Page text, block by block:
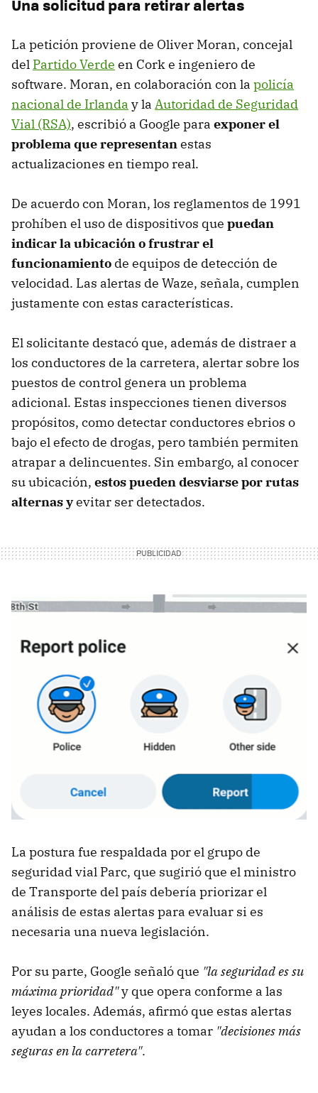
Una solicitud para retirar alertas
La petición proviene de Oliver Moran, concejal
del Partido Verde en Cork e ingeniero de
software. Moran, en colaboración con la policía
nacional de Irlanda y la Autoridad de Seguridad
Vial (RSA), escribió a Google para exponer el
problema que representanestas
actualizaciones en tiempo real.
De acuerdo con Moran, los reglamentos de 1991
prohíben el uso de dispositivos que puedan
indicar la ubicación o frustrar el
funcionamiento de equipos de detección de
velocidad. Las alertas de Waze, señala, cumplen
justamente con estas características.
El solicitante destacó que, además de distraer a
los conductores de la carretera, alertar sobre los
puestos de control genera un problema
adicional. Estas inspecciones tienen diversos
propósitos, como detectar conductores ebrios o
bajo el efecto de drogas, pero también permiten
atrapar a delincuentes. Sin embargo, al conocer
su ubicación, estos pueden desviarse por rutas
alternas yevitar ser detectados.
La postura fue respaldada por el grupo de
seguridad vial Parc, que sugirió que el ministro
de Transporte del país debería priorizar el
análisis de estas alertas para evaluar si es
necesaria una nueva legislación.
Por su parte, Google señaló que "la seguridad es su
máxima prioridad"y que opera conforme a las
leyes locales. Además, afirmó que estas alertas
ayudan a los conductores a tomar "decisiones más
seguras en la carretera".